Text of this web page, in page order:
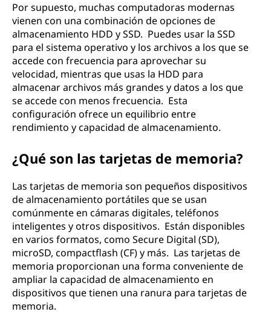
Por supuesto, muchas computadoras modernas
vienen con una combinación de opciones de
almacenamiento HDD y SSD. Puedes usar la SSD
para el sistema operativo y los archivos a los que se
accede con frecuencia para aprovechar su
velocidad, mientras que usas la HDD para
almacenar archivos más grandes y datos a los que
se accede con menos frecuencia. Esta
configuración ofrece un equilibrio entre
rendimiento y capacidad de almacenamiento.
¿Qué son las tarjetas de memoria?
Las tarjetas de memoria son pequeños dispositivos
de almacenamiento portátiles que se usan
comúnmente en cámaras digitales, teléfonos
inteligentes y otros dispositivos. Están disponibles
en varios formatos, como Secure Digital (SD),
microSD, compactflash (CF) y más. Las tarjetas de
memoria proporcionan una forma conveniente de
ampliar la capacidad de almacenamiento en
dispositivos que tienen una ranura para tarjetas de
memoria.